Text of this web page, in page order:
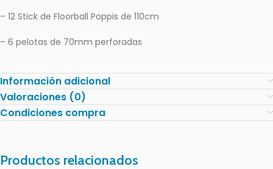
– 12 Stick de Floorball Poppis de 110cm
– 6 pelotas de 70mm perforadas
Información adicional
Valoraciones (0)
Condiciones compra
Productos relacionados